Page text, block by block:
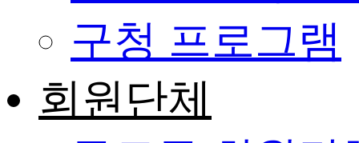
구청 프로그램
회원단체